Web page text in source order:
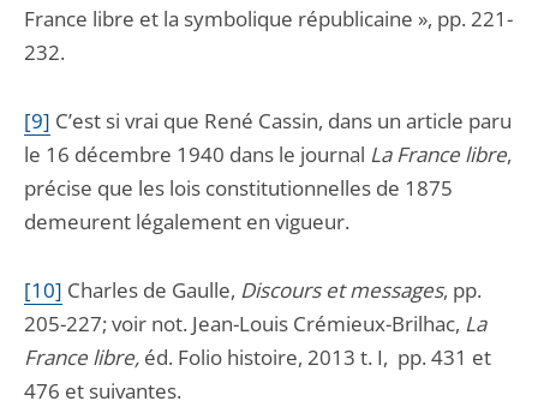
France libre et la symbolique républicaine », pp. 221-
232.
[9] C’est si vrai que René Cassin, dans un article paru
le 16 décembre 1940 dans le journal La France libre,
précise que les lois constitutionnelles de 1875
demeurent légalement en vigueur.
[10] Charles de Gaulle, Discours et messages, pp.
205-227; voir not. Jean-Louis Crémieux-Brilhac, La
France libre, éd. Folio histoire, 2013 t. I, pp. 431 et
476 et suivantes.